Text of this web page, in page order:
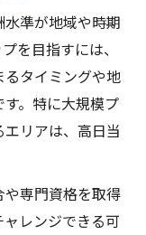
準が地域や時期
を目指すには、
タイミングや地
。特に大規模プ
リアは、高日当
専門資格を取得
レンジできる可